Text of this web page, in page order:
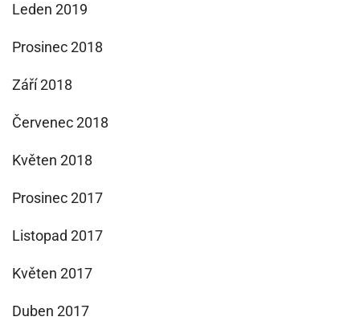
Leden 2019
Prosinec 2018
Září 2018
Červenec 2018
Květen 2018
Prosinec 2017
Listopad 2017
Květen 2017
Duben 2017